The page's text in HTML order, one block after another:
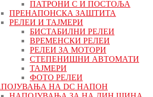
ПАТРОНИ C И ПОСТОЉА
ПРЕНАПОНСКА ЗАШТИТА
РЕЛЕИ И ТАЈМЕРИ
БИСТАБИЛНИ РЕЛЕИ
ВРЕМЕНСКИ РЕЛЕИ
РЕЛЕИ ЗА МОТОРИ
СТЕПЕНИШНИ АВТОМАТИ
ТАЈМЕРИ
ФОТО РЕЛЕИ
НА DC НАПОН